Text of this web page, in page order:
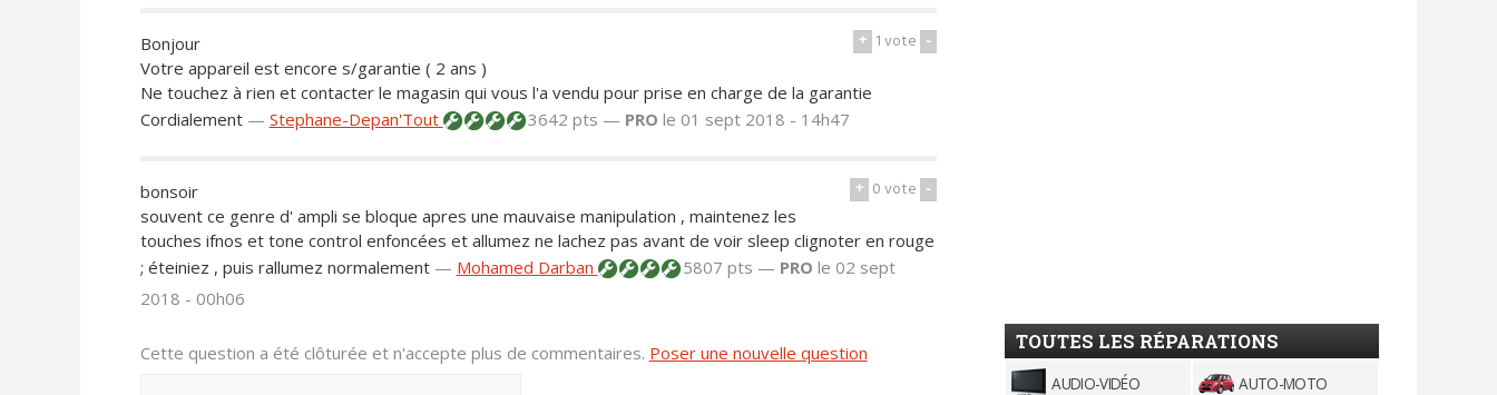
+ 1vote -
Bonjour
Votre appareil est encore s/garantie ( 2 ans )
Ne touchez à rien et contacter le magasin qui vous l'a vendu pour prise en charge de la garantie
Cordialement — Stephane-Depan'Tout 3642 pts — PRO le 01 sept 2018 - 14h47
+ 0vote -
bonsoir
souvent ce genre d' ampli se bloque apres une mauvaise manipulation , maintenez les
touches ifnos et tone control enfoncées et allumez ne lachez pas avant de voir sleep clignoter en rouge
; éteiniez , puis rallumez normalement — Mohamed Darban 5807 pts — PRO le 02 sept
2018 - 00h06
Cette question a été clôturée et n'accepte plus de commentaires. Poser une nouvelle question
TOUTES LES RÉPARATIONS
AUDIO-VIDÉO AUTO-MOTO